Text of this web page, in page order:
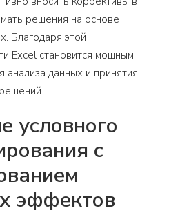
решения на основе
Благодаря этой
Excel становится мощным
анализа данных и принятия
условного
с
эффектов